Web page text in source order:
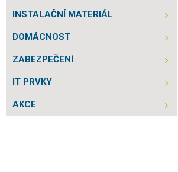
INSTALAČNÍ MATERIÁL
DOMÁCNOST
ZABEZPEČENÍ
IT PRVKY
AKCE